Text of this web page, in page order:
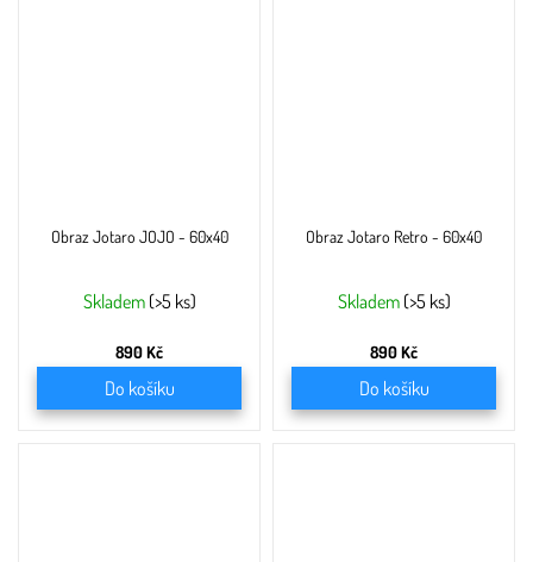
Obraz Jotaro JOJO - 60x40
Skladem (>5 ks)
890 Kč
Do košíku
Obraz Jotaro Retro - 60x40
Skladem (>5 ks)
890 Kč
Do košíku